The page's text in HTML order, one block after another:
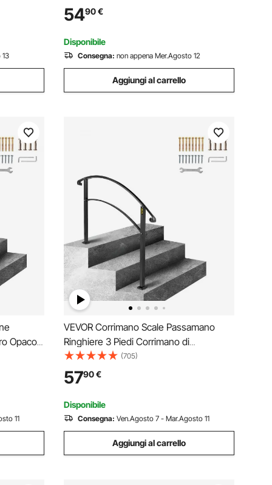
Ferro Battuto, per Casa Tavolo da
Pranzo con Protezioni in Gomma
Pavimenti, Tappetino
5490€
Disponibile
Consegna: non appena Mer.Agosto 12
Aggiungi al carrello
Opaco
per
11
VEVOR Corrimano Scale Passamano
Ringhiere 3 Piedi Corrimano di
Transizione Regolabile in Ferro Battuto
Nero Opaco per 3 Gradini Design stabile
(705)
5790€
Disponibile
Consegna: Ven.Agosto 7 - Mar.Agosto 11
Aggiungi al carrello